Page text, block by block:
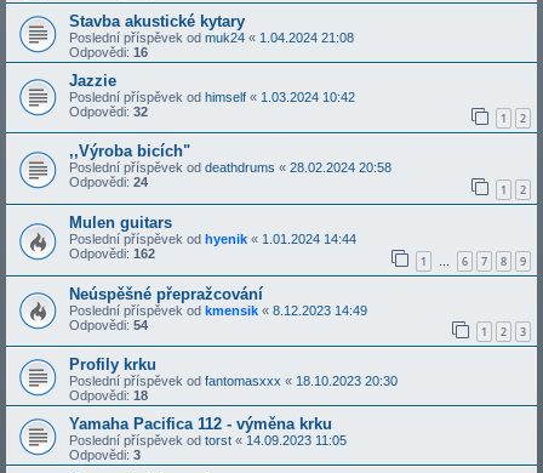
Stavba akustické kytary
Poslední příspěvek od muk24 « 1.04.2024 21:08
Odpovědi: 16
Jazzie
Poslední příspěvek od himself « 1.03.2024 10:42
Odpovědi: 32 1 2
,,Výroba bicích"
Poslední příspěvek od deathdrums « 28.02.2024 20:58
Odpovědi: 24 1 2
Mulen guitars
Poslední příspěvek od hyenik « 1.01.2024 14:44
Odpovědi: 162 1 … 6 7 8 9
Neúspěšné přepražcování
Poslední příspěvek od kmensik « 8.12.2023 14:49
Odpovědi: 54 1 2 3
Profily krku
Poslední příspěvek od fantomasxxx « 18.10.2023 20:30
Odpovědi: 18
Yamaha Pacifica 112 - výměna krku
Poslední příspěvek od torst « 14.09.2023 11:05
Odpovědi: 3